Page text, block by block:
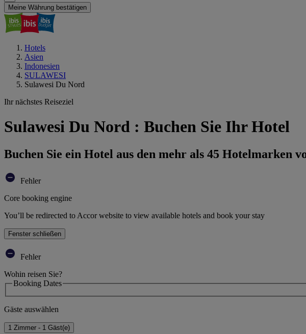
Meine Währung bestätigen
Hotels
Asien
Indonesien
SULAWESI
Sulawesi Du Nord
Ihr nächstes Reiseziel
Sulawesi Du Nord : Buchen Sie Ihr Hotel
Buchen Sie ein Hotel aus den mehr als 45 Hotelmarken
Fehler
Core booking engine
You’ll be redirected to Accor website to view available hotels and book your stay
Fenster schließen
Fehler
Wohin reisen Sie?
Booking Dates
Gäste auswählen
1 Zimmer - 1 Gäst(e)